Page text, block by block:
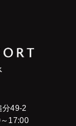
分49-2
17:00